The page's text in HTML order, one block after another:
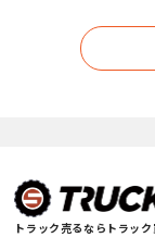
トラック売るならトラッ